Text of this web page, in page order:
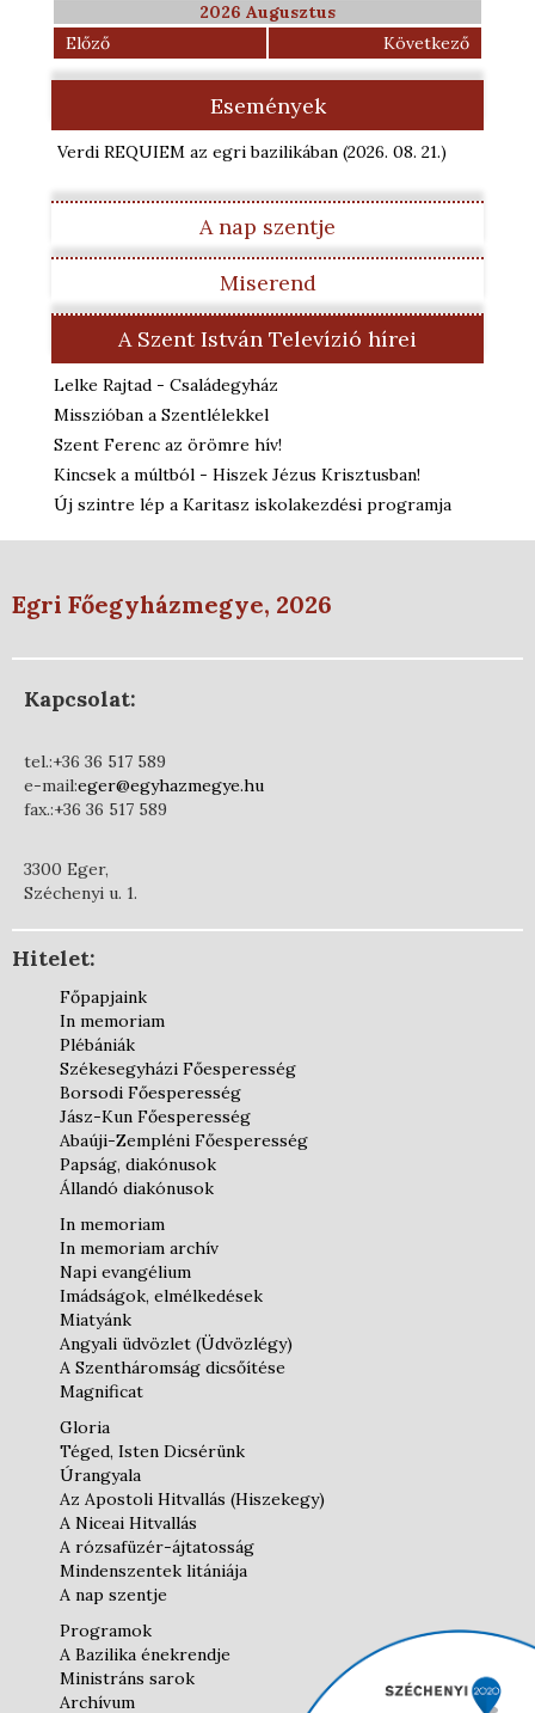
2026 Augusztus
Előző
Következő
Események
Verdi REQUIEM az egri bazilikában (2026. 08. 21.)
A nap szentje
Miserend
A Szent István Televízió hírei
Lelke Rajtad - Családegyház
Misszióban a Szentlélekkel
Szent Ferenc az örömre hív!
Kincsek a múltból - Hiszek Jézus Krisztusban!
Új szintre lép a Karitasz iskolakezdési programja
Egri Főegyházmegye, 2026
Kapcsolat:
tel.:+36 36 517 589
e-mail:eger@egyhazmegye.hu
fax.:+36 36 517 589
3300 Eger,
Széchenyi u. 1.
Hitelet:
Főpapjaink
In memoriam
Plébániák
Székesegyházi Főesperesség
Borsodi Főesperesség
Jász-Kun Főesperesség
Abaúji-Zempléni Főesperesség
Papság, diakónusok
Állandó diakónusok
In memoriam
In memoriam archív
Napi evangélium
Imádságok, elmélkedések
Miatyánk
Angyali üdvözlet (Üdvözlégy)
A Szentháromság dicsőítése
Magnificat
Gloria
Téged, Isten Dicsérünk
Úrangyala
Az Apostoli Hitvallás (Hiszekegy)
A Niceai Hitvallás
A rózsafüzér-ájtatosság
Mindenszentek litániája
A nap szentje
Programok
A Bazilika énekrendje
Ministráns sarok
Archívum